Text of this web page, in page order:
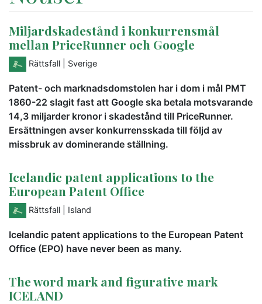
Miljardskadestånd i konkurrensmål
mellan PriceRunner och Google
Rättsfall | Sverige
Patent- och marknadsdomstolen har i dom i mål PMT
1860-22 slagit fast att Google ska betala motsvarande
14,3 miljarder kronor i skadestånd till PriceRunner.
Ersättningen avser konkurrensskada till följd av
missbruk av dominerande ställning.
Icelandic patent applications to the
European Patent Office
Rättsfall | Island
Icelandic patent applications to the European Patent
Office (EPO) have never been as many.
The word mark and figurative mark
ICELAND